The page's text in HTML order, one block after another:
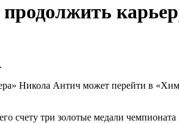
Никола Антич может перейти в
счету три золотые медали